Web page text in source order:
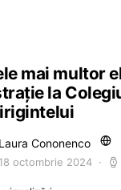
mai multor
la
Laura Cononenco
18 octombrie 2024